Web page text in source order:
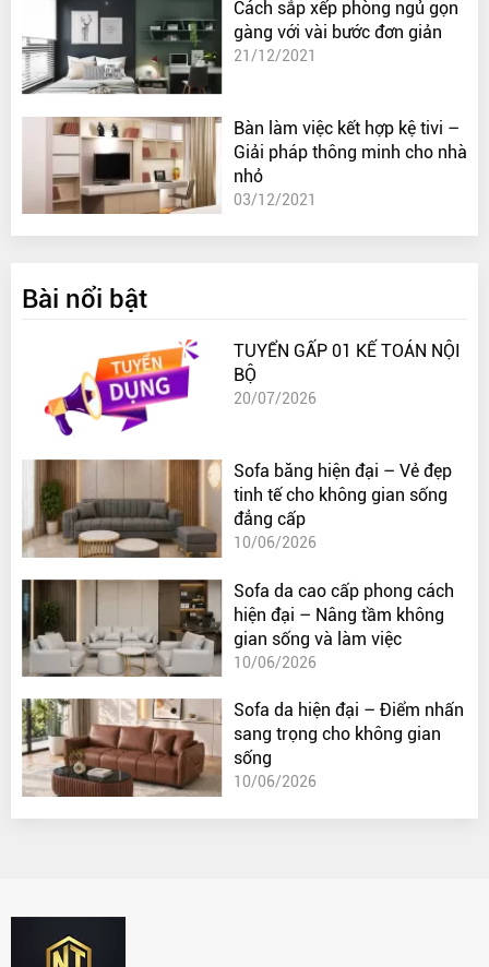
Cách sắp xếp phòng ngủ gọn
gàng với vài bước đơn giản
21/12/2021
Bàn làm việc kết hợp kệ tivi –
Giải pháp thông minh cho nhà
nhỏ
03/12/2021
Bài nổi bật
TUYỂN GẤP 01 KẾ TOÁN NỘI
BỘ
20/07/2026
Sofa băng hiện đại – Vẻ đẹp
tinh tế cho không gian sống
đẳng cấp
10/06/2026
Sofa da cao cấp phong cách
hiện đại – Nâng tầm không
gian sống và làm việc
10/06/2026
Sofa da hiện đại – Điểm nhấn
sang trọng cho không gian
sống
10/06/2026